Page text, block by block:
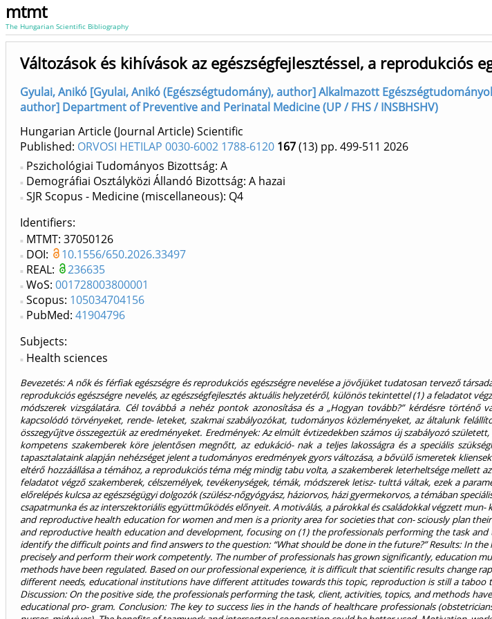
mtmt
The Hungarian Scientific Bibliography
Változások és kihívások az egészségfejlesztéssel, a reprodukciós
Gyulai, Anikó [Gyulai, Anikó (Egészségtudomány), author] Alkalmazott
author] Department of Preventive and Perinatal Medicine (UP / FHS / INSBHSHV)
Hungarian Article (Journal Article) Scientific
Published: ORVOSI HETILAP 0030-6002 1788-6120 167(13) pp. 499-511 2026
Pszichológiai Tudományos Bizottság: A
Demográfiai Osztályközi Állandó Bizottság: A hazai
SJR Scopus - Medicine (miscellaneous): Q4
Identifiers
MTMT: 37050126
DOI:
10.1556/650.2026.33497
REAL:
236635
WoS: 001728003800001
Scopus: 105034704156
PubMed: 41904796
Subjects:
Health sciences
Bevezetés: A nők és férfiak egészségre és reprodukciós egészségre nevelése a jövőjüket tudatosan tervező
reprodukciós egészségre nevelés, az egészségfejlesztés aktuális helyzetéről, különös tekintettel (1) a feladatot
módszerek vizsgálatára. Cél továbbá a nehéz pontok azonosítása és a „Hogyan tovább?” kérdésre
kapcsolódó törvényeket, rende- leteket, szakmai szabályozókat, tudományos közleményeket, az általunk
összegyűjtve összegeztük az eredményeket. Eredmények: Az elmúlt évtizedekben számos új szabályozó
kompetens szakemberek köre jelentősen megnőtt, az edukáció- nak a teljes lakosságra és a speciális
tapasztalataink alapján nehézséget jelent a tudományos eredmények gyors változása, a bővülő ismeretek
eltérő hozzáállása a témához, a reprodukciós téma még mindig tabu volta, a szakemberek leterheltsége mellett
feladatot végző szakemberek, célszemélyek, tevékenységek, témák, módszerek letisz- tulttá váltak, ezek a
előrelépés kulcsa az egészségügyi dolgozók (szülész-nőgyógyász, háziorvos, házi gyermekorvos, a témában
csapatmunka és az interszektoriális együttműködés előnyeit. A motiválás, a párokkal és családokkal végzett
and reproductive health education for women and men is a priority area for societies that con- sciously plan
and reproductive health education and development, focusing on (1) the professionals performing the task
identify the difficult points and find answers to the question: “What should be done in the future?” Results: In
precisely and perform their work competently. The number of professionals has grown significantly, education
methods have been regulated. Based on our professional experience, it is difficult that scientific results change
different needs, educational institutions have different attitudes towards this topic, reproduction is still a
Discussion: On the positive side, the professionals performing the task, client, activities, topics, and methods
educational pro- gram. Conclusion: The key to success lies in the hands of healthcare professionals